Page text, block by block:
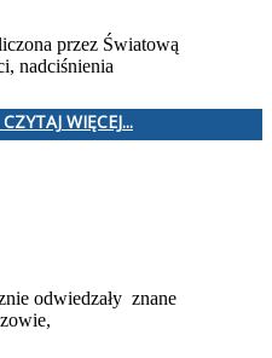
przez Światową
nadciśnienia
WIĘCEJ...
odwiedzały znane